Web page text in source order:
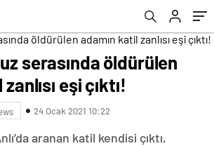
serasında öldürülen
eşi çıktı!
24 Ocak 2021 10:22
aranan katil kendisi çıktı,